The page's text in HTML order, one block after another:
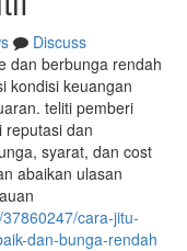
Discuss
dan berbunga rendah
kondisi keuangan
teliti pemberi
reputasi dan
syarat, dan cost
abaikan ulasan
cara-jitu-
dan-bunga-rendah